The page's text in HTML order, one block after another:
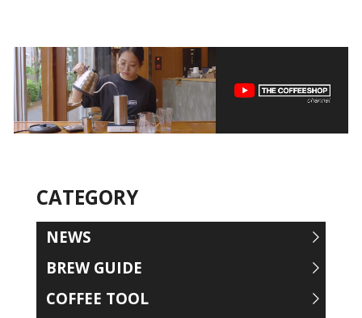
CATEGORY
NEWS
BREW GUIDE
COFFEE TOOL